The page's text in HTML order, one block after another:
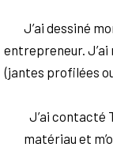
J’ai dessiné
entrepreneur. J’ai
(jantes profilées
J’ai contacté
matériau et